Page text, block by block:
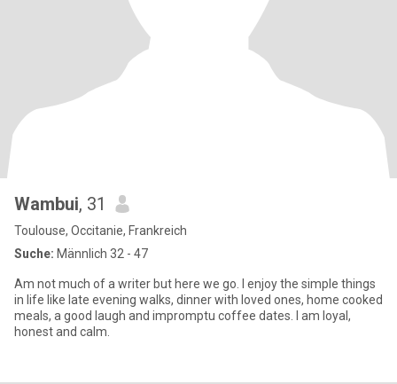
Wambui, 31
Toulouse, Occitanie, Frankreich
Suche: Männlich 32 - 47
Am not much of a writer but here we go. I enjoy the simple things
in life like late evening walks, dinner with loved ones, home cooked
meals, a good laugh and impromptu coffee dates. I am loyal,
honest and calm.